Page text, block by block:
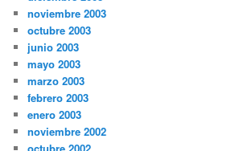
noviembre 2003
octubre 2003
junio 2003
mayo 2003
marzo 2003
febrero 2003
enero 2003
noviembre 2002